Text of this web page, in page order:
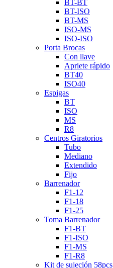
BT-BT
BT-ISO
BT-MS
ISO-MS
ISO-ISO
Porta Brocas
Con llave
Apriete rápido
BT40
ISO40
Espigas
BT
ISO
MS
R8
Centros Giratorios
Tubo
Mediano
Extendido
Fijo
Barrenador
F1-12
F1-18
F1-25
Toma Barrenador
F1-BT
F1-ISO
F1-MS
F1-R8
Kit de sujeción 58pcs